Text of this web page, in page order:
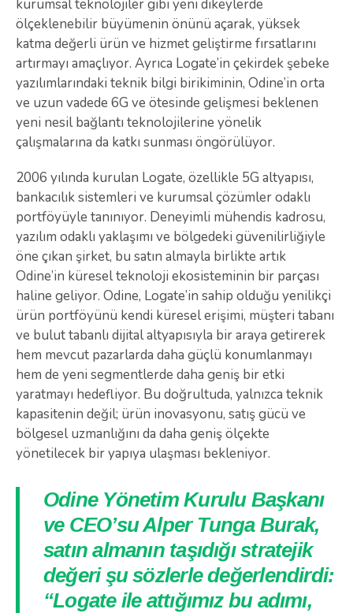
kurumsal teknolojiler gibi yeni dikeylerde
ölçeklenebilir büyümenin önünü açarak, yüksek
katma değerli ürün ve hizmet geliştirme fırsatlarını
artırmayı amaçlıyor. Ayrıca Logate’in çekirdek şebeke
yazılımlarındaki teknik bilgi birikiminin, Odine’in orta
ve uzun vadede 6G ve ötesinde gelişmesi beklenen
yeni nesil bağlantı teknolojilerine yönelik
çalışmalarına da katkı sunması öngörülüyor.
2006 yılında kurulan Logate, özellikle 5G altyapısı,
bankacılık sistemleri ve kurumsal çözümler odaklı
portföyüyle tanınıyor. Deneyimli mühendis kadrosu,
yazılım odaklı yaklaşımı ve bölgedeki güvenilirliğiyle
öne çıkan şirket, bu satın almayla birlikte artık
Odine’in küresel teknoloji ekosisteminin bir parçası
haline geliyor. Odine, Logate’in sahip olduğu yenilikçi
ürün portföyünü kendi küresel erişimi, müşteri tabanı
ve bulut tabanlı dijital altyapısıyla bir araya getirerek
hem mevcut pazarlarda daha güçlü konumlanmayı
hem de yeni segmentlerde daha geniş bir etki
yaratmayı hedefliyor. Bu doğrultuda, yalnızca teknik
kapasitenin değil; ürün inovasyonu, satış gücü ve
bölgesel uzmanlığını da daha geniş ölçekte
yönetilecek bir yapıya ulaşması bekleniyor.
Odine Yönetim Kurulu Başkanı
ve CEO’su Alper Tunga Burak,
satın almanın taşıdığı stratejik
değeri şu sözlerle değerlendirdi:
“Logate ile attığımız bu adımı,